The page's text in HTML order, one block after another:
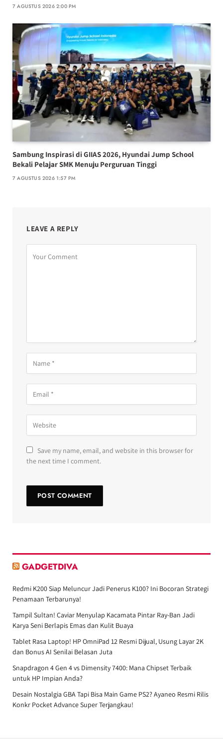
7 AGUSTUS 2026 2:00 PM
Sambung Inspirasi di GIIAS 2026, Hyundai Jump School
Bekali Pelajar SMK Menuju Perguruan Tinggi
7 AGUSTUS 2026 1:57 PM
LEAVE A REPLY
Save my name, email, and website in this browser for
the next time I comment.
GADGETDIVA
Redmi K200 Siap Meluncur Jadi Penerus K100? Ini Bocoran Strategi
Penamaan Terbarunya!
Tampil Sultan! Caviar Menyulap Kacamata Pintar Ray-Ban Jadi
Karya Seni Berlapis Emas dan Kulit Buaya
Tablet Rasa Laptop! HP OmniPad 12 Resmi Dijual, Usung Layar 2K
dan Bonus AI Senilai Belasan Juta
Snapdragon 4 Gen 4 vs Dimensity 7400: Mana Chipset Terbaik
untuk HP Impian Anda?
Desain Nostalgia GBA Tapi Bisa Main Game PS2? Ayaneo Resmi Rilis
Konkr Pocket Advance Super Terjangkau!